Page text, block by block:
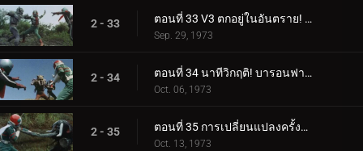
2 - 33 ตอนที่ 33 V3 ตกอยู่ในอันตราย! ไรเดอร์หนึ่งและสองกลับมา!!
Sep. 29, 1973
2 - 34 ตอนที่ 34 นาทีวิกฤติ! บารอนฟาง ปะทะ ทรีไรเดอร์!!
Oct. 06, 1973
2 - 35 ตอนที่ 35 การเปลี่ยนแปลงครั้งสุดท้ายของบารอนฟาง
Oct. 13, 1973